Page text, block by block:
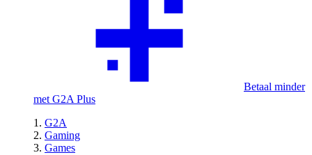
Betaal minder
met G2A Plus
G2A
Gaming
Games